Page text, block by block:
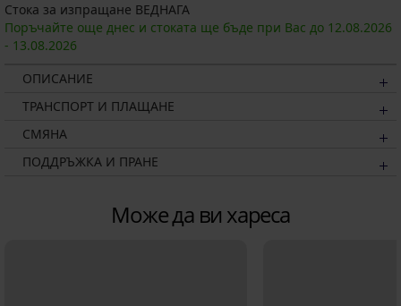
Стока за изпращане ВЕДНАГА
Поръчайте още днес и стоката ще бъде при Вас до 12.08.2026
- 13.08.2026
ОПИСАНИЕ
ТРАНСПОРТ И ПЛАЩАНЕ
СМЯНА
ПОДДРЪЖКА И ПРАНЕ
Може да ви хареса